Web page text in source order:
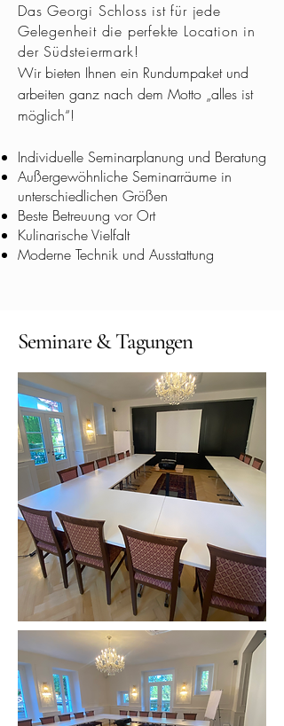
Das Georgi Schloss ist für jede
Gelegenheit die perfekte Location in
der Südsteiermark!
Wir bieten Ihnen ein Rundumpaket und
arbeiten ganz nach dem Motto „alles ist
möglich“!
Individuelle Seminarplanung und Beratung
Außergewöhnliche Seminarräume in
unterschiedlichen Größen
Beste Betreuung vor Ort
Kulinarische Vielfalt
Moderne Technik und Ausstattung
Seminare & Tagungen